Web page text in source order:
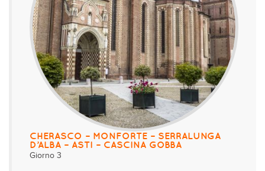
CHERASCO – MONFORTE – SERRALUNGA
D’ALBA – ASTI – CASCINA GOBBA
Giorno 3